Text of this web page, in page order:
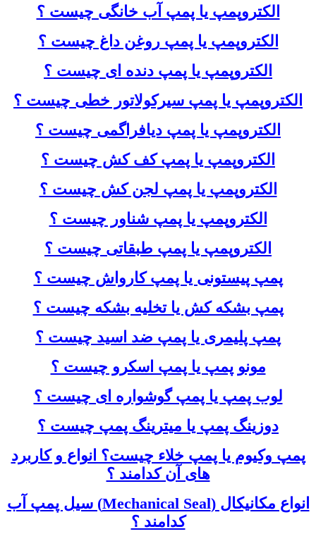
الکتروپمپ یا پمپ آب خانگی چیست ؟
الکتروپمپ یا پمپ روغن داغ چیست ؟
الکتروپمپ یا پمپ دنده ای چیست ؟
الکتروپمپ یا پمپ سیرکولاتور خطی چیست ؟
الکتروپمپ یا پمپ دیافراگمی چیست ؟
الکتروپمپ یا پمپ کف کش چیست ؟
الکتروپمپ یا پمپ لجن کش چیست ؟
الکتروپمپ یا پمپ شناور چیست ؟
الکتروپمپ یا پمپ طبقاتی چیست ؟
پمپ پیستونی یا پمپ کارواش چیست ؟
پمپ بشکه کش یا تخلیه بشکه چیست ؟
پمپ پلیمری یا پمپ ضد اسید چیست ؟
مونو پمپ یا پمپ اسکرو چیست ؟
لوب پمپ یا پمپ گوشواره ای چیست ؟
دوزینگ پمپ یا میترینگ پمپ چیست ؟
پمپ وکیوم یا پمپ خلاء چیست؟ انواع و کاربرد
های آن کدامند ؟
انواع مکانیکال (Mechanical Seal) سیل پمپ آب
کدامند ؟